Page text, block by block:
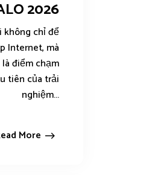
2026
không chỉ để
Internet, mà
điểm chạm
tiên của trải
nghiệm...
More